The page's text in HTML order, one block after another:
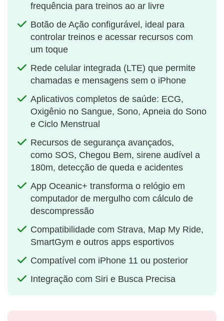
frequência para treinos ao ar livre
Botão de Ação configurável, ideal para
controlar treinos e acessar recursos com
um toque
Rede celular integrada (LTE) que permite
chamadas e mensagens sem o iPhone
Aplicativos completos de saúde: ECG,
Oxigênio no Sangue, Sono, Apneia do Sono
e Ciclo Menstrual
Recursos de segurança avançados,
como SOS, Chegou Bem, sirene audível a
180m, detecção de queda e acidentes
App Oceanic+ transforma o relógio em
computador de mergulho com cálculo de
descompressão
Compatibilidade com Strava, Map My Ride,
SmartGym e outros apps esportivos
Compatível com iPhone 11 ou posterior
Integração com Siri e Busca Precisa